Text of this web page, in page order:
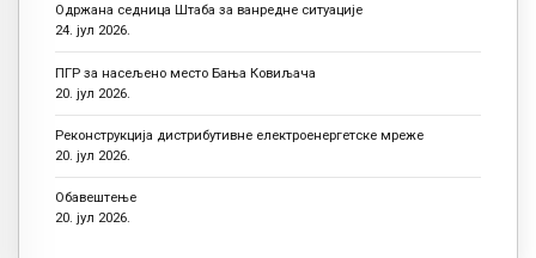
Одржана седница Штаба за ванредне ситуације
24. јул 2026.
ПГР за насељено место Бања Ковиљача
20. јул 2026.
Реконструкција дистрибутивне електроенергетске мреже
20. јул 2026.
Обавештење
20. јул 2026.